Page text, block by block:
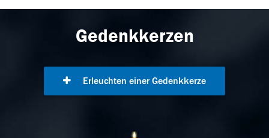
Gedenkkerzen
Erleuchten einer Gedenkkerze